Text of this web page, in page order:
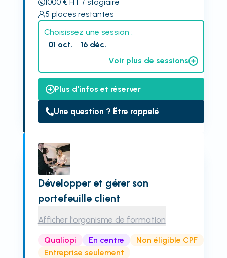
5 places restantes
Choisissez une session :
01 oct.
16 déc.
Voir plus de sessions
Plus d'infos et réserver
Une question ? Être rappelé
Développer et gérer son
portefeuille client
Afficher l'organisme de formation
Qualiopi En centre
Non éligible CPF
Entreprise seulement